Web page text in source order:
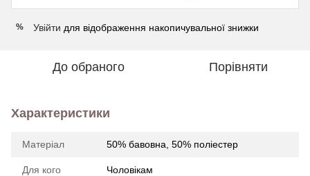
% Увійти для відображення накопичувальної знижки
До обраного Порівняти
Характеристики
Матеріал 50% бавовна, 50% поліестер
Для кого Чоловікам